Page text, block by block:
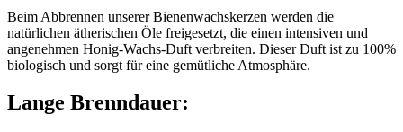
Beim Abbrennen unserer Bienenwachskerzen werden die
natürlichen ätherischen Öle freigesetzt, die einen intensiven und
angenehmen Honig-Wachs-Duft verbreiten. Dieser Duft ist zu 100%
biologisch und sorgt für eine gemütliche Atmosphäre.
Lange Brenndauer: